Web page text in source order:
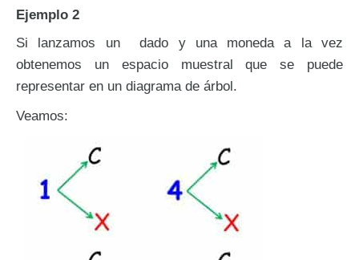
Ejemplo 2
Si lanzamos un dado y una moneda a la vez
obtenemos un espacio muestral que se puede
representar en un diagrama de árbol.
Veamos: